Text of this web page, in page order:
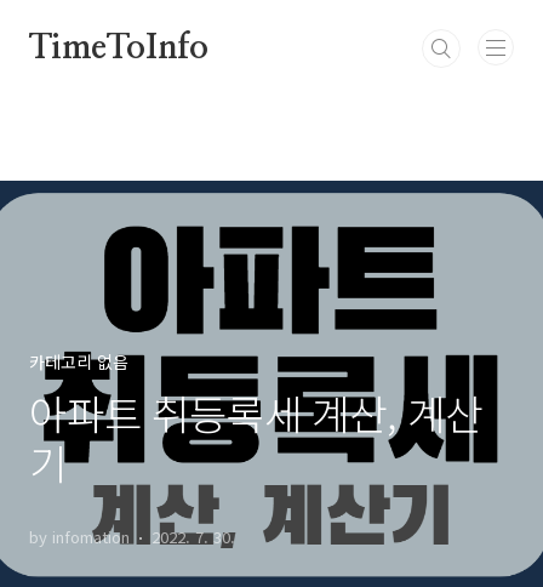
TimeToInfo
카테고리 없음
아파트 취등록세 계산, 계산
기
by infomation 2022. 7. 30.